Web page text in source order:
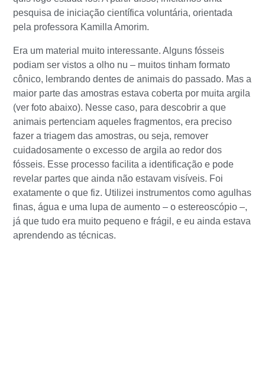
pesquisa de iniciação científica voluntária, orientada
pela professora Kamilla Amorim.
Era um material muito interessante. Alguns fósseis
podiam ser vistos a olho nu – muitos tinham formato
cônico, lembrando dentes de animais do passado. Mas a
maior parte das amostras estava coberta por muita argila
(ver foto abaixo). Nesse caso, para descobrir a que
animais pertenciam aqueles fragmentos, era preciso
fazer a triagem das amostras, ou seja, remover
cuidadosamente o excesso de argila ao redor dos
fósseis. Esse processo facilita a identificação e pode
revelar partes que ainda não estavam visíveis. Foi
exatamente o que fiz. Utilizei instrumentos como agulhas
finas, água e uma lupa de aumento – o estereoscópio –,
já que tudo era muito pequeno e frágil, e eu ainda estava
aprendendo as técnicas.